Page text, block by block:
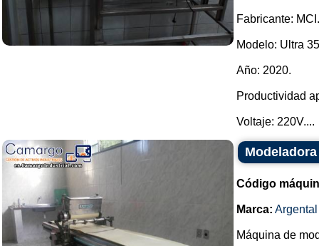
Fabricante: MCI.
Modelo: Ultra
Año: 2020.
Productividad
Voltaje: 220V....
Código
Marca: Argental
Máquina de